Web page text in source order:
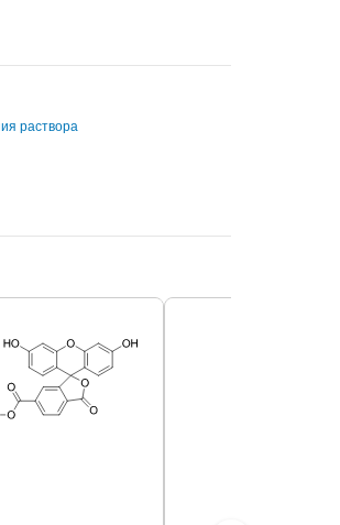
раствора